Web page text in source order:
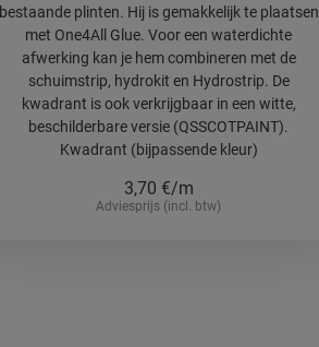
bestaande plinten. Hij is gemakkelijk te plaatsen
met One4All Glue. Voor een waterdichte
afwerking kan je hem combineren met de
schuimstrip, hydrokit en Hydrostrip. De
kwadrant is ook verkrijgbaar in een witte,
beschilderbare versie (QSSCOTPAINT).
Kwadrant (bijpassende kleur)
3,70 €/m
Adviesprijs (incl. btw)